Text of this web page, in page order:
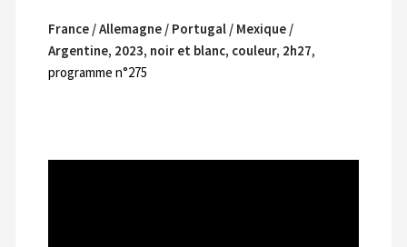
France / Allemagne / Portugal / Mexique /
Argentine, 2023, noir et blanc, couleur, 2h27,
programme n°275